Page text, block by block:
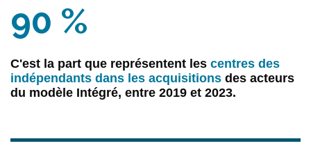
90 %
C'est la part que représentent les centres des
indépendants dans les acquisitions des acteurs
du modèle Intégré, entre 2019 et 2023.